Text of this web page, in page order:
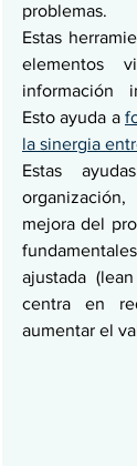
problemas.
Estas
elementos
información
Esto ayuda a
la sinergia
Estas
mejora del
ajustada
centra en
aumentar el